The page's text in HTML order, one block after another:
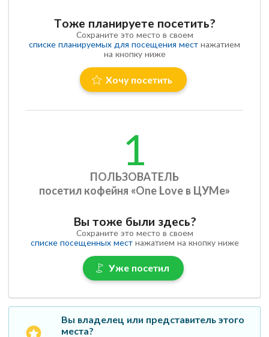
Тоже планируете посетить?
Сохраните это место в своем
списке планируемых для посещения мест нажатием
на кнопку ниже
Хочу посетить
1
ПОЛЬЗОВАТЕЛЬ
посетил кофейня «One Love в ЦУМе»
Вы тоже были здесь?
Сохраните это место в своем
списке посещенных местнажатием на кнопку ниже
Уже посетил
Вы владелец или представитель этого
места?